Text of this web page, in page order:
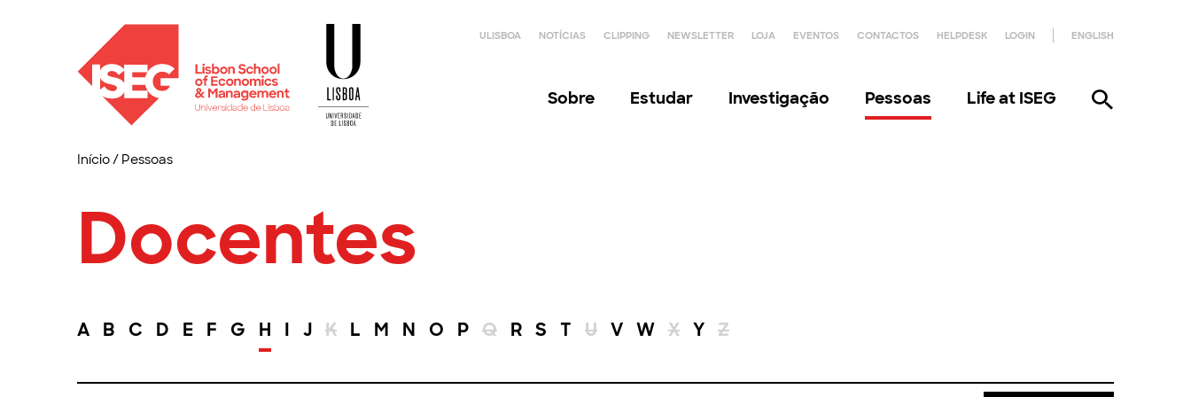
ULISBOA NOTÍCIAS CLIPPING NEWSLETTER LOJA EVENTOS CONTACTOS HELPDESK LOGIN ENGLISH
Sobre Estudar Investigação Pessoas Life at ISEG
Início/ Pessoas
Docentes
A B C D E F G H I J K L M N O P Q R S T U V W X Y Z